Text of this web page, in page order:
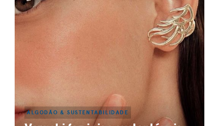
ALGODÃO & SUSTENTABILIDADE